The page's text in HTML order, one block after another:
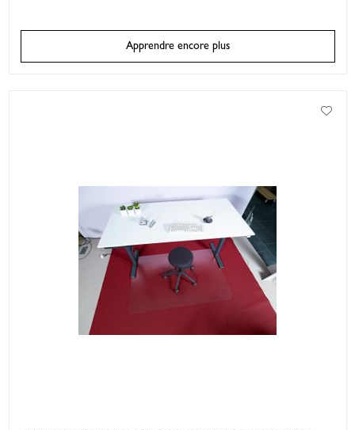
Apprendre encore plus